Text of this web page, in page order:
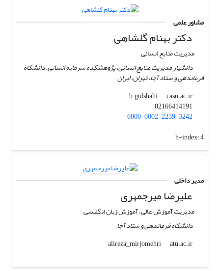
مشاور علمی
دکتر بهنام گلشاهی
مدیریت منابع انسانی
دانشیار مدیریت منابع انسانی، پژوهشکده سرمایه انسانی، دانشگاه
فرماندهی و ستاد آجا، تهران، ایران
b.golshahi
casu.ac.ir
0000-0002-2239-3242
h-index:4
مدیر داخلی
علیرضا میرجمهری
مدیریت آموزش عالی، آموزش زبان انگلیسی
دانشگاه فرماندهی و ستاد آجا
alireza_mirjomehri
atu.ac.ir